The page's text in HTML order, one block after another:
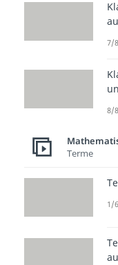
7/
8/
Terme
1/